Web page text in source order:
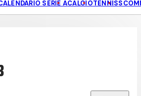
SERIE ACALCIOTENNIS